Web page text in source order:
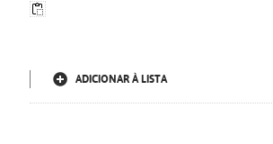
ADICIONAR À LISTA